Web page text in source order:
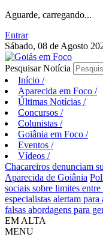
Aguarde, carregando...
Entrar
Sábado, 08 de Agosto
Pesquisar Notícia
Início /
Aparecida em Foco /
Últimas Notícias /
Concursos /
Colunistas /
Goiânia em Foco /
Eventos /
Vídeos /
Chacareiros denunciam
Aparecida de Goiânia
sociais sobre limites
especialistas alertam
falsas abordagens para
EM ALTA
MENU